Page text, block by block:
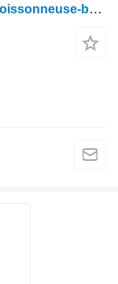
Moteur hydraulique 86995688 pour moissonneuse-batteuse Case IH 88,130,140 serii, 8010